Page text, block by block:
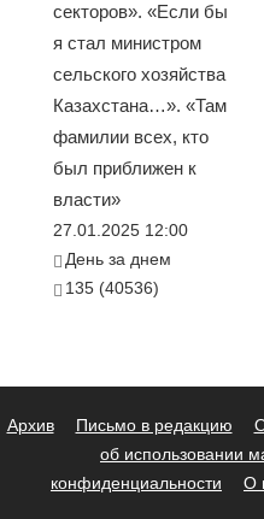
секторов». «Если бы
я стал министром
сельского хозяйства
Казахстана…». «Там
фамилии всех, кто
был приближен к
власти»
27.01.2025 12:00
День за днем
135 (40536)
Архив Письмо в редакцию
об использовании
конфиденциальности
О